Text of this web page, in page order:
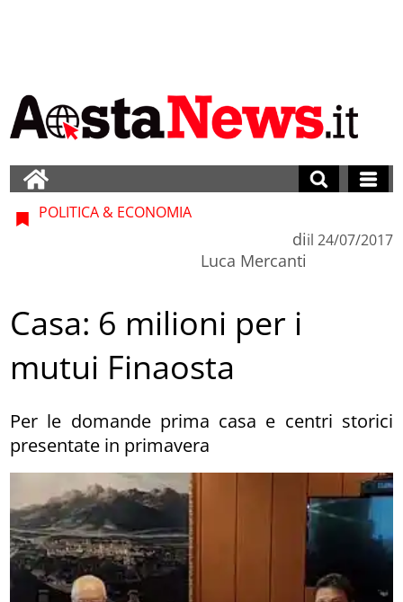
POLITICA & ECONOMIA
di
Luca Mercanti
il 24/07/2017
Casa: 6 milioni per i
mutui Finaosta
Per le domande prima casa e centri storici
presentate in primavera